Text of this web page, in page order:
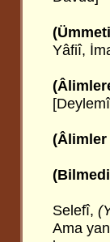
Yâfiî,
(Âlimler
Selefî,
Ama